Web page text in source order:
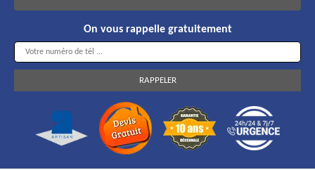
On vous rappelle gratuitement